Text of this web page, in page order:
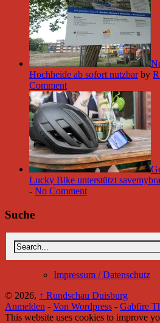
Hochheide ab sofort nutzbar by
Comment
Lucky Bike unterstützt
- No Comment
Suche
Impressum / Datenschutz
© 2026, ↑ Rundschau Duisburg
Anmelden - Von Wordpress - Gabfire
This website uses cookies to improve